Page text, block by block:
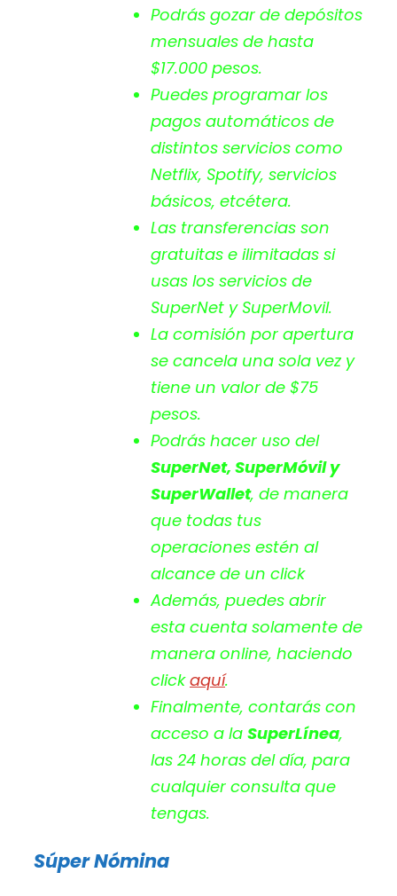
Podrás gozar de depósitos
mensuales de hasta
$17.000 pesos.
Puedes programar los
pagos automáticos de
distintos servicios como
Netflix, Spotify, servicios
básicos, etcétera.
Las transferencias son
gratuitas e ilimitadas si
usas los servicios de
SuperNet y SuperMovil.
La comisión por apertura
se cancela una sola vez y
tiene un valor de $75
pesos.
Podrás hacer uso del
SuperNet, SuperMóvil y
SuperWallet, de manera
que todas tus
operaciones estén al
alcance de un click
Además, puedes abrir
esta cuenta solamente de
manera online, haciendo
clickaquí.
Finalmente, contarás con
acceso a la SuperLínea,
las 24 horas del día, para
cualquier consulta que
tengas.
Súper Nómina